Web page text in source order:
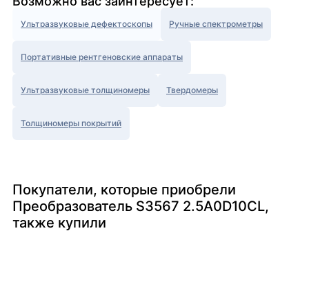
Ультразвуковые дефектоскопы Ручные спектрометры
Портативные рентгеновские аппараты
Ультразвуковые толщиномеры Твердомеры
Толщиномеры покрытий
Покупатели, которые приобрели
Преобразователь S3567 2.5A0D10CL,
также купили